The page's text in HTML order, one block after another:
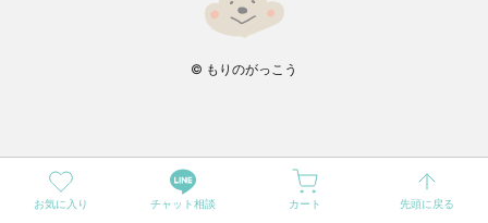
© もりのがっこう
お気に入り チャット相談 カート 先頭に戻る